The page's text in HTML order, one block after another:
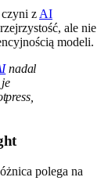
z AI
ale nie
modeli.
nadal
je
polega na